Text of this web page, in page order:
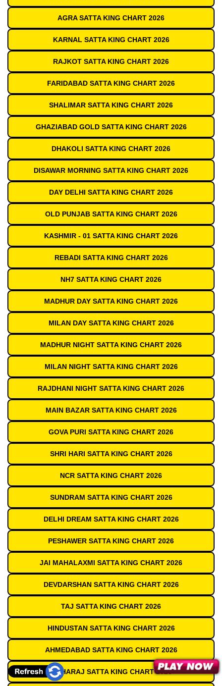
AGRA SATTA KING CHART 2026
KARNAL SATTA KING CHART 2026
RAJKOT SATTA KING CHART 2026
FARIDABAD SATTA KING CHART 2026
SHALIMAR SATTA KING CHART 2026
GHAZIABAD GOLD SATTA KING CHART 2026
DHAKOLI SATTA KING CHART 2026
DISAWAR MORNING SATTA KING CHART 2026
DAY DELHI SATTA KING CHART 2026
OLD PUNJAB SATTA KING CHART 2026
KASHMIR - 01 SATTA KING CHART 2026
REBADI SATTA KING CHART 2026
NH7 SATTA KING CHART 2026
MADHUR DAY SATTA KING CHART 2026
MILAN DAY SATTA KING CHART 2026
MADHUR NIGHT SATTA KING CHART 2026
MILAN NIGHT SATTA KING CHART 2026
RAJDHANI NIGHT SATTA KING CHART 2026
MAIN BAZAR SATTA KING CHART 2026
GOVA PURI SATTA KING CHART 2026
SHRI HARI SATTA KING CHART 2026
NCR SATTA KING CHART 2026
SUNDRAM SATTA KING CHART 2026
DELHI DREAM SATTA KING CHART 2026
PESHAWER SATTA KING CHART 2026
JAI MAHALAXMI SATTA KING CHART 2026
DEVDARSHAN SATTA KING CHART 2026
TAJ SATTA KING CHART 2026
HINDUSTAN SATTA KING CHART 2026
AHMEDABAD SATTA KING CHART 2026
MAHARAJ SATTA KING CHART 2026